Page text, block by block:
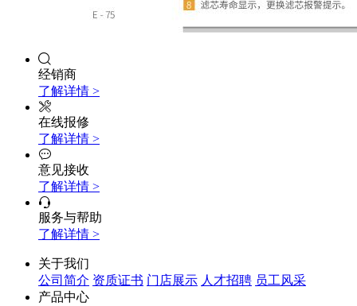
经销商
了解详情 >
在线报修
了解详情 >
意见接收
了解详情 >
服务与帮助
了解详情 >
关于我们
公司简介 资质证书 门店展示 人才招聘 员工风采
产品中心